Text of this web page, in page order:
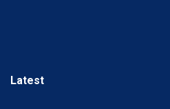
Latest